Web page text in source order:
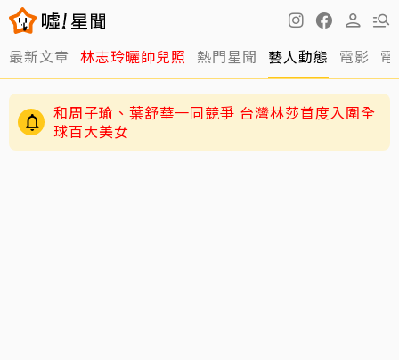
最新文章 林志玲曬帥兒照 熱門星聞 藝人動態 電影
和周子瑜、葉舒華一同競爭 台灣林莎首度入圍全
球百大美女